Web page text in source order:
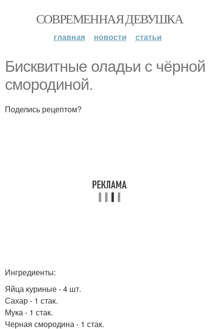
СОВРЕМЕННАЯ ДЕВУШКА
главная новости статьи
Бисквитные оладьи с чёрной
смородиной.
Поделись рецептом?
Ингредиенты:
Яйца куриные - 4 шт.
Сахар - 1 стак.
Мука - 1 стак.
Черная смородина - 1 стак.